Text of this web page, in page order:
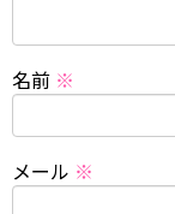
名前 ※
メール ※